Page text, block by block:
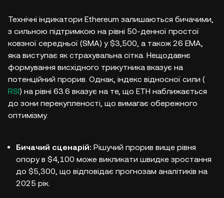
Технічні індикатори Ethereum залишаються бичачими,
з сильною підтримкою на рівні 50-денної простої
ковзної середньої (SMA) у $3,500, а також 26 EMA,
яка виступає як страхувальна сітка. Нещодавнє
формування висхідного трикутника вказує на
потенційний прорив. Однак, індекс відносної сили (
RSI) на рівні 63.6 вказує на те, що ETH наближається
до зони перекупленості, що вимагає обережного
оптимізму.
Бичачий сценарій: Рішучий прорив вище рівня
опору в $4,100 може викликати швидке зростання
до $5,300, що відповідає прогнозам аналітиків на
2025 рік.